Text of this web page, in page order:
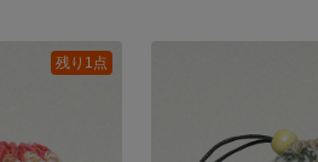
残り1点